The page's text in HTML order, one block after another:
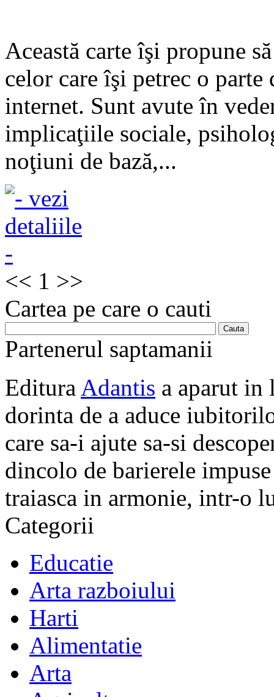
Această carte îşi propune
celor care îşi petrec o
internet. Sunt avute în
implicaţiile sociale,
noţiuni de bază,...
<< 1 >>
Cartea pe care o cauti
Partenerul saptamanii
Editura Adantis a aparut in
dorinta de a aduce
care sa-i ajute sa-si
dincolo de barierele
traiasca in armonie, intr-o
Categorii
Educatie
Arta razboiului
Harti
Alimentatie
Arta